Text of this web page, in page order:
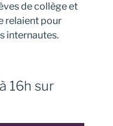
de collège et
relaient pour
internautes.
16h sur